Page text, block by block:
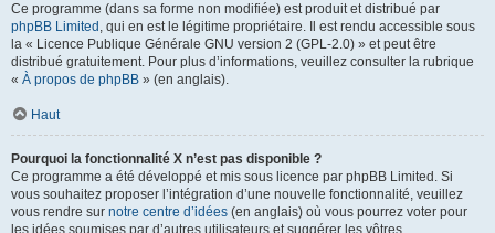
Ce programme (dans sa forme non modifiée) est produit et distribué par
phpBB Limited , qui en est le légitime propriétaire. Il est rendu accessible sous
la « Licence Publique Générale GNU version 2 (GPL-2.0) » et peut être
distribué gratuitement. Pour plus d’informations, veuillez consulter la rubrique
« À propos de phpBB » (en anglais).
Haut
Pourquoi la fonctionnalité X n’est pas disponible ?
Ce programme a été développé et mis sous licence par phpBB Limited. Si
vous souhaitez proposer l’intégration d’une nouvelle fonctionnalité, veuillez
vous rendre sur notre centre d’idées (en anglais) où vous pourrez voter pour
les idées soumises par d’autres utilisateurs et suggérer les vôtres.